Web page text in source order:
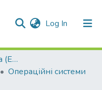
Log In (current)
Електронна бібліотека (E-Book)
Операційні системи